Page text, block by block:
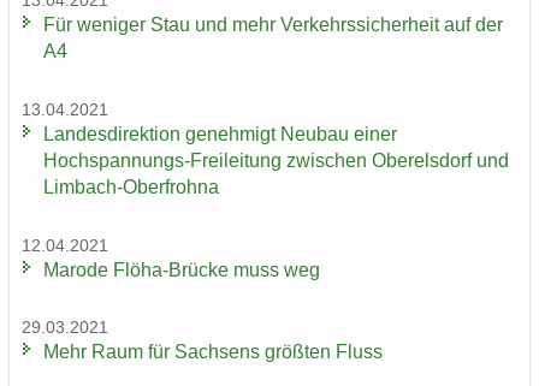
Für we­ni­ger Stau und mehr Ver­kehrs­si­cher­heit auf der
A4
13.04.2021
Lan­des­di­rek­ti­on ge­neh­migt Neu­bau einer
Hochspannungs-​Freileitung zwi­schen Ober­els­dorf und
Limbach-​Oberfrohna
12.04.2021
Ma­ro­de Flöha-​Brücke muss weg
29.03.2021
Mehr Raum für Sach­sens größ­ten Fluss